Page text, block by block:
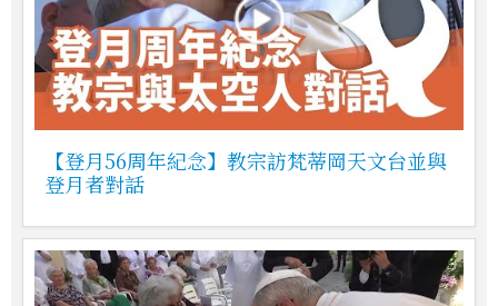
【登月56周年紀念】教宗訪梵蒂岡天文台並與
登月者對話